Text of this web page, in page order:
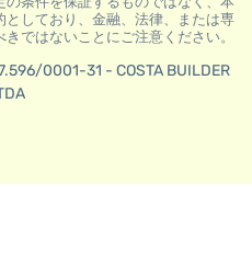
しており、金融、法律、または専
ではないことにご注意ください。
0001-31 - COSTA BUILDER